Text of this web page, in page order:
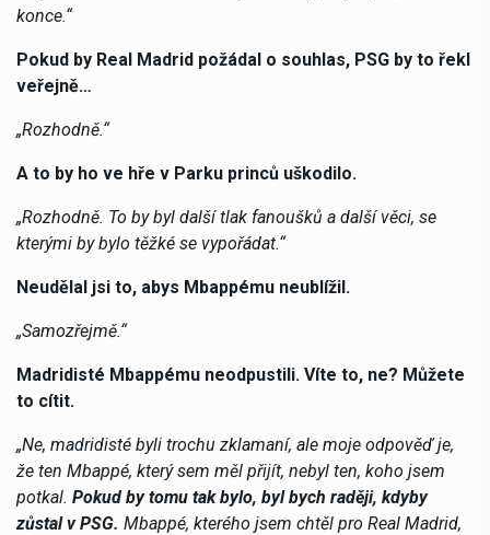
konce.“
Pokud by Real Madrid požádal o souhlas, PSG by to řekl
veřejně…
„Rozhodně.“
A to by ho ve hře v Parku princů uškodilo.
„Rozhodně. To by byl další tlak fanoušků a další věci, se
kterými by bylo těžké se vypořádat.“
Neudělal jsi to, abys Mbappému neublížil.
„Samozřejmě.“
Madridisté ​​Mbappému neodpustili. Víte to, ne? Můžete
to cítit.
„Ne, madridisté ​​byli trochu zklamaní, ale moje odpověď je,
že ten Mbappé, který sem měl přijít, nebyl ten, koho jsem
potkal. Pokud by tomu tak bylo, byl bych raději, kdyby
zůstal v PSG. Mbappé, kterého jsem chtěl pro Real Madrid,